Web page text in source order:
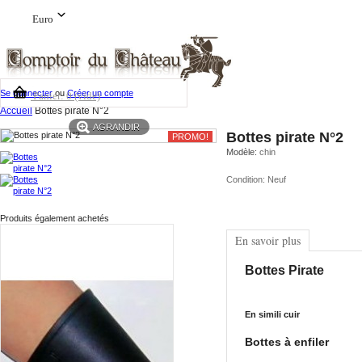
Euro
Se connecterouCréer un compte
Panier: 0 (vide)
Accueil Bottes pirate N°2
PROMO!
AGRANDIR
Produits également achetés
Bottes pirate N°2
Modèle: chin
Condition: Neuf
En savoir plus
Bottes Pirate
En simili cuir
Bottes à enfiler